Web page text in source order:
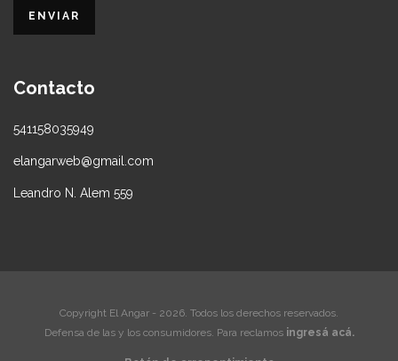
Contacto
541158035949
elangarweb@gmail.com
Leandro N. Alem 559
Copyright El Angar - 2026. Todos los derechos reservados.
Defensa de las y los consumidores. Para reclamos ingresá acá.